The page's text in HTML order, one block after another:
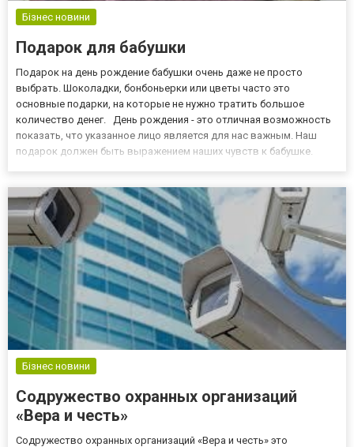
Бізнес новини
Подарок для бабушки
Подарок на день рождение бабушки очень даже не просто
выбрать. Шоколадки, бонбоньерки или цветы часто это
основные подарки, на которые не нужно тратить большое
количество денег. День рождения - это отличная возможность
показать, что указанное лицо является для нас важным. Наш
подарок должен быть выражением наших чувств к бабушке.
должен быть до...
Бізнес новини
Содружество охранных организаций
«Вера и честь»
Содружество охранных организаций «Вера и честь» это